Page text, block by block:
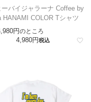
ーバイジャラーナ Coffee by
HANAMI COLOR Tシャツ
のところ
4,980 税込